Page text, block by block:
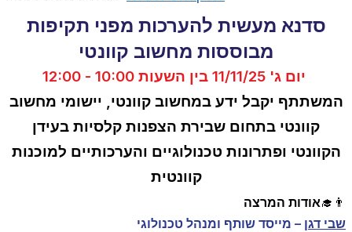
סדנא מעשית להערכות מפני תקיפות
מבוססות מחשוב קוונטי
המשתתף יקבל ידע במחשוב קוונטי, יישומי מחשוב
קוונטי בתחום שבירת הצפנות קלסיות בעידן
הקוונטי ופתרונות טכנולוגיים והערכותיים למוכנות
קוונטית
אודות המרצה👨‍🎓
שבי דגן – מייסד שותף ומנהל טכנולוגי